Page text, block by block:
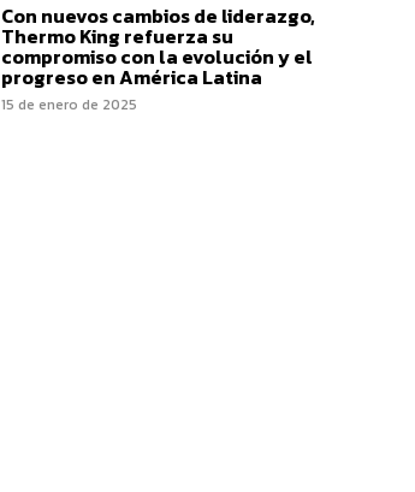
Con nuevos cambios de liderazgo,
Thermo King refuerza su
compromiso con la evolución y el
progreso en América Latina
15 de enero de 2025